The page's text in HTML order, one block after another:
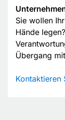
Sie wollen
Hände
Übergang
Kontaktieren